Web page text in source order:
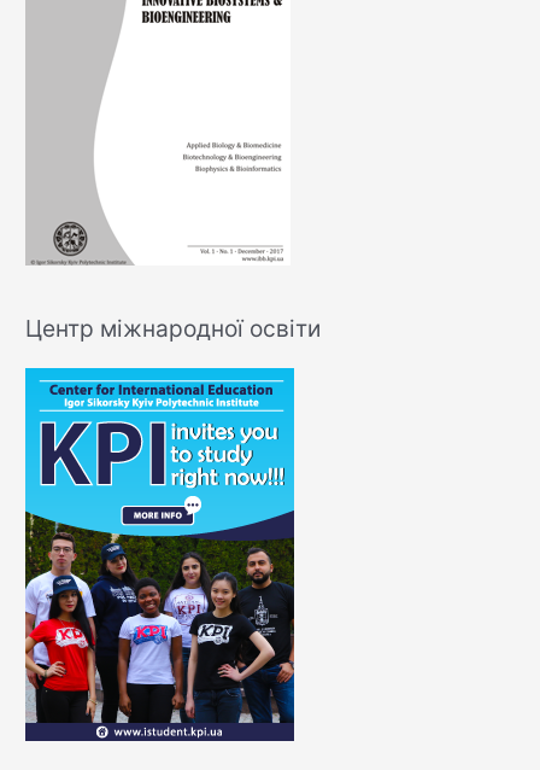
Центр міжнародної освіти